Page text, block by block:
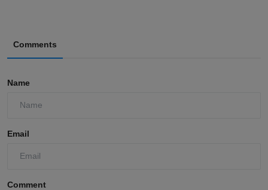
Comments
Name
Email
Comment